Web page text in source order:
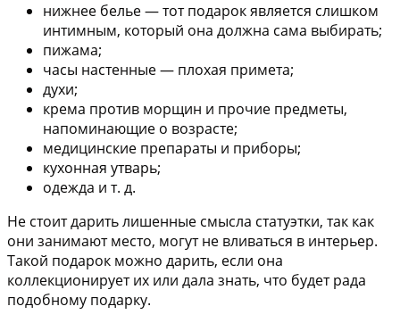
нижнее белье — тот подарок является слишком
интимным, который она должна сама выбирать;
пижама;
часы настенные — плохая примета;
духи;
крема против морщин и прочие предметы,
напоминающие о возрасте;
медицинские препараты и приборы;
кухонная утварь;
одежда и т. д.
Не стоит дарить лишенные смысла статуэтки, так как
они занимают место, могут не вливаться в интерьер.
Такой подарок можно дарить, если она
коллекционирует их или дала знать, что будет рада
подобному подарку.